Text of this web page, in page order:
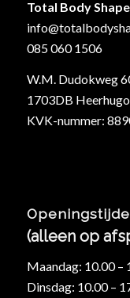
Total Body Shape
085 060 1506
W.M. Dudokweg
1703DB
KVK-nummer:
(alleen op
Maandag: 10.00 –
Dinsdag: 10.00 –